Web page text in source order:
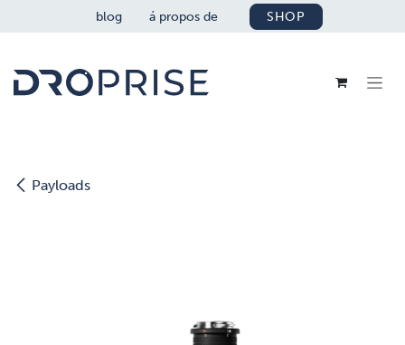
SE RENDRE AU CONTENU
blog á propos de SHOP
Payloads